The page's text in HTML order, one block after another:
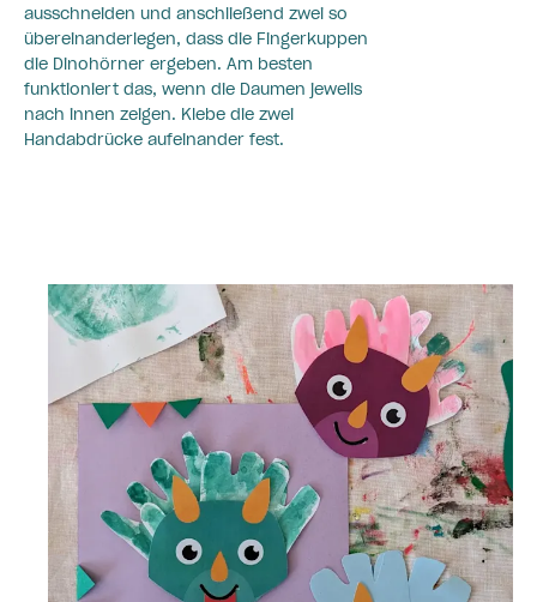
ausschneiden und anschließend zwei so
übereinanderlegen, dass die Fingerkuppen
die Dinohörner ergeben. Am besten
funktioniert das, wenn die Daumen jeweils
nach innen zeigen. Klebe die zwei
Handabdrücke aufeinander fest.